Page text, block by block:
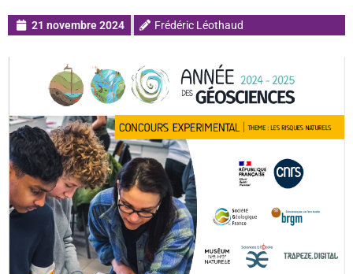
21 novembre 2024 Frédéric Léothaud